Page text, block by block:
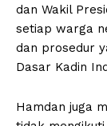
dan Wakil
setiap warga
dan prosedur
Dasar Kadin
Hamdan juga